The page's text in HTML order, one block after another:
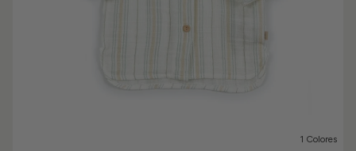
1 Colores